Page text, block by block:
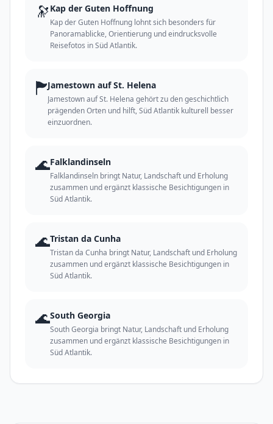
🔭 Kap der Guten Hoffnung
Kap der Guten Hoffnung lohnt sich besonders für
Panoramablicke, Orientierung und eindrucksvolle
Reisefotos in Süd Atlantik.
🏲Jamestown auf St. Helena
Jamestown auf St. Helena gehört zu den geschichtlich
prägenden Orten und hilft, Süd Atlantik kulturell besser
einzuordnen.
🌊Falklandinseln
Falklandinseln bringt Natur, Landschaft und Erholung
zusammen und ergänzt klassische Besichtigungen in
Süd Atlantik.
🌊Tristan da Cunha
Tristan da Cunha bringt Natur, Landschaft und Erholung
zusammen und ergänzt klassische Besichtigungen in
Süd Atlantik.
🌊South Georgia
South Georgia bringt Natur, Landschaft und Erholung
zusammen und ergänzt klassische Besichtigungen in
Süd Atlantik.